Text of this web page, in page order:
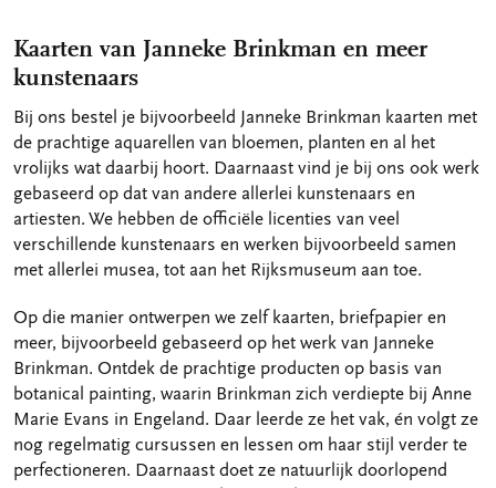
Kaarten van Janneke Brinkman en meer
kunstenaars
Bij ons bestel je bijvoorbeeld Janneke Brinkman kaarten met
de prachtige aquarellen van bloemen, planten en al het
vrolijks wat daarbij hoort. Daarnaast vind je bij ons ook werk
gebaseerd op dat van andere allerlei kunstenaars en
artiesten. We hebben de officiële licenties van veel
verschillende kunstenaars en werken bijvoorbeeld samen
met allerlei musea, tot aan het Rijksmuseum aan toe.
Op die manier ontwerpen we zelf kaarten, briefpapier en
meer, bijvoorbeeld gebaseerd op het werk van Janneke
Brinkman. Ontdek de prachtige producten op basis van
botanical painting, waarin Brinkman zich verdiepte bij Anne
Marie Evans in Engeland. Daar leerde ze het vak, én volgt ze
nog regelmatig cursussen en lessen om haar stijl verder te
perfectioneren. Daarnaast doet ze natuurlijk doorlopend